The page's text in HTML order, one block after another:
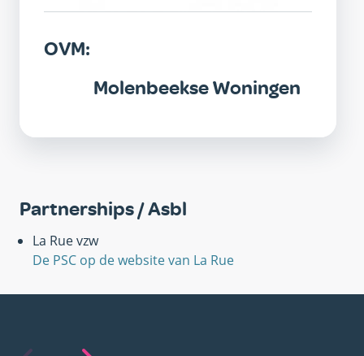
OVM:
Molenbeekse Woningen
Partnerships / Asbl
La Rue vzw
De PSC op de website van La Rue